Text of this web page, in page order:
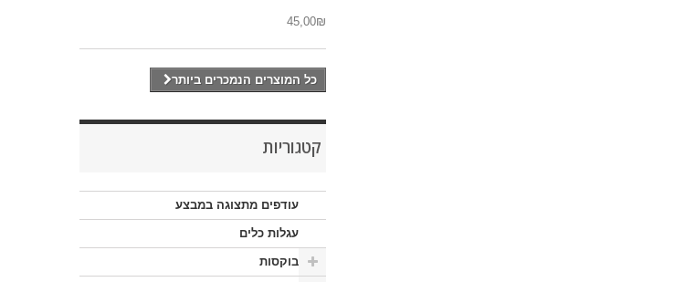
₪‎45,00
כל המוצרים הנמכרים ביותר
קטגוריות
עודפים מתצוגה במבצע
עגלות כלים
בוקסות